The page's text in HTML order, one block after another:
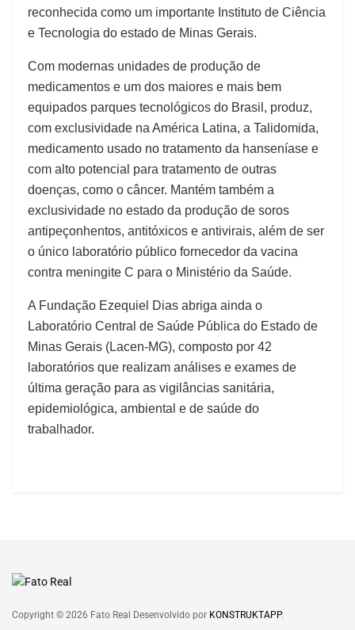
reconhecida como um importante Instituto de Ciência
e Tecnologia do estado de Minas Gerais.
Com modernas unidades de produção de
medicamentos e um dos maiores e mais bem
equipados parques tecnológicos do Brasil, produz,
com exclusividade na América Latina, a Talidomida,
medicamento usado no tratamento da hanseníase e
com alto potencial para tratamento de outras
doenças, como o câncer. Mantém também a
exclusividade no estado da produção de soros
antipeçonhentos, antitóxicos e antivirais, além de ser
o único laboratório público fornecedor da vacina
contra meningite C para o Ministério da Saúde.
A Fundação Ezequiel Dias abriga ainda o
Laboratório Central de Saúde Pública do Estado de
Minas Gerais (Lacen-MG), composto por 42
laboratórios que realizam análises e exames de
última geração para as vigilâncias sanitária,
epidemiológica, ambiental e de saúde do
trabalhador.
Copyright © 2026 Fato Real Desenvolvido por KONSTRUKTAPP.